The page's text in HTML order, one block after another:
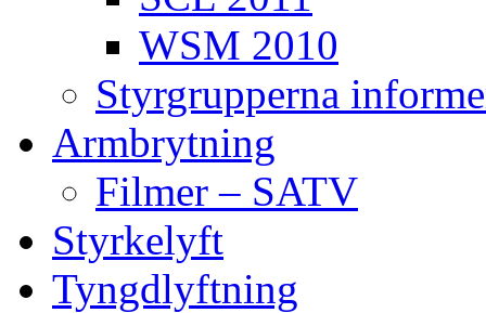
WSM 2010
Styrgrupperna
Armbrytning
Filmer – SATV
Styrkelyft
Tyngdlyftning